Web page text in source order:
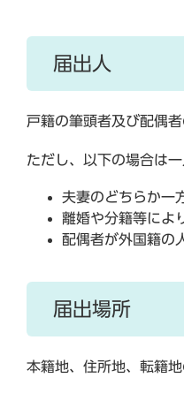
届出人
戸籍の筆頭者及び配偶
ただし、以下の場合は
夫妻のどちらか一
離婚や分籍等によ
配偶者が外国籍の
届出場所
本籍地、住所地、転籍